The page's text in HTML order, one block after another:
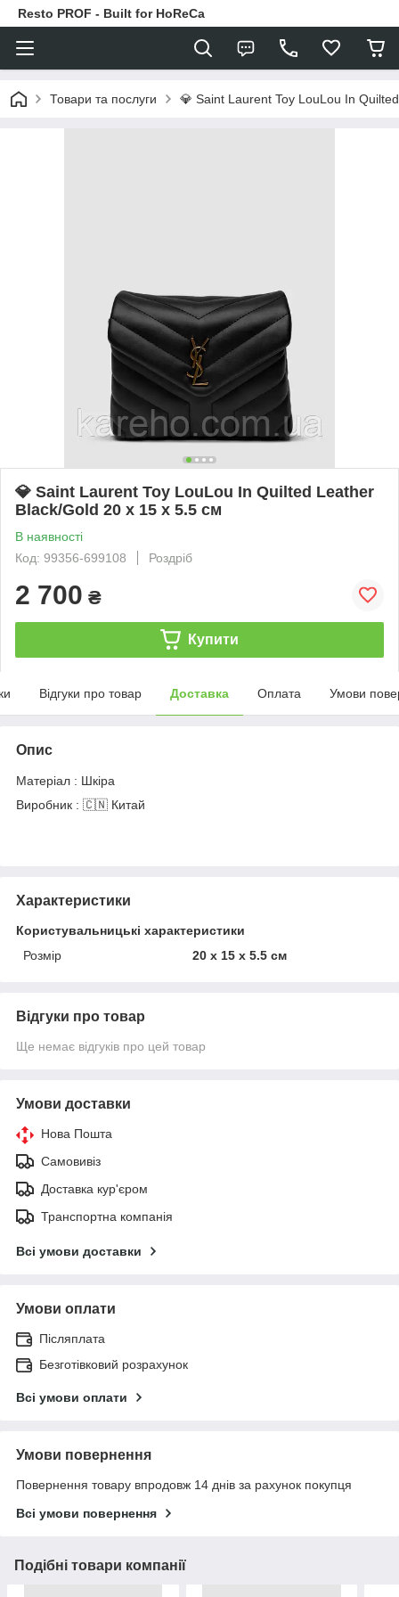
Resto PROF - Built for HoReCa
Товари та послуги 💎 Saint Laurent Toy LouLou In
💎 Saint Laurent Toy LouLou In Quilted Leather
Black/Gold 20 х 15 х 5.5 см
В наявності
Код: 99356-699108
Роздріб
2 700 ₴
Купити
Відгуки про товар Доставка Оплата Умови
Опис
Матеріал : Шкіра
Виробник : 🇨🇳 Китай
Характеристики
Користувальницькі характеристики
Розмір
20 х 15 х 5.5 см
Відгуки про товар
Ще немає відгуків про цей товар
Умови доставки
Нова Пошта
Самовивіз
Доставка кур'єром
Транспортна компанія
Всі умови доставки
Умови оплати
Післяплата
Безготівковий розрахунок
Всі умови оплати
Умови повернення
Повернення товару впродовж 14 днів за рахунок покупця
Всі умови повернення
Подібні товари компанії